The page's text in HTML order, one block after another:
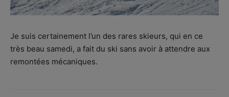
Je suis certainement l’un des rares skieurs, qui en ce
très beau samedi, a fait du ski sans avoir à attendre aux
remontées mécaniques.